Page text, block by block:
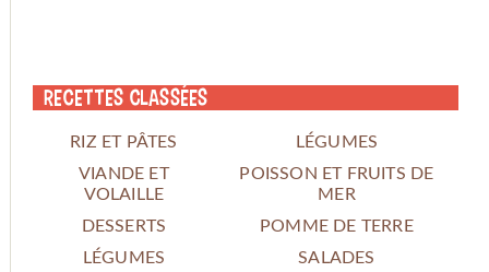
Recettes classées
RIZ ET PÂTES
LÉGUMES
VIANDE ET
VOLAILLE
POISSON ET FRUITS DE
MER
DESSERTS
POMME DE TERRE
LÉGUMES
SALADES